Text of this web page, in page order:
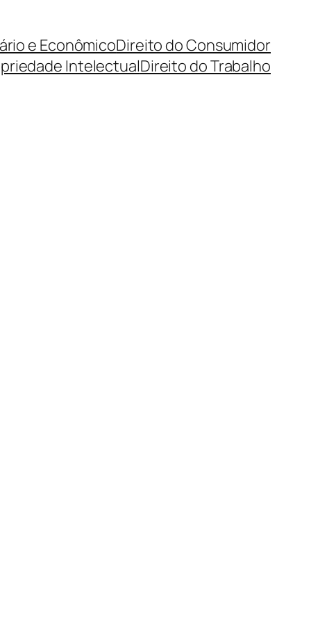
e EconômicoDireito do Consumidor
IntelectualDireito do Trabalho